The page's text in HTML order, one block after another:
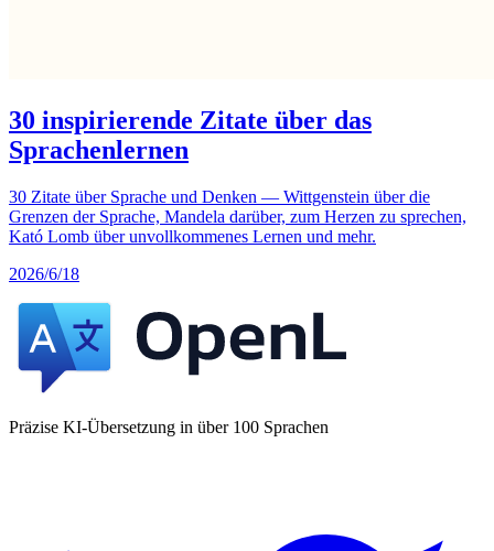
30 inspirierende Zitate über das
Sprachenlernen
30 Zitate über Sprache und Denken — Wittgenstein über die
Grenzen der Sprache, Mandela darüber, zum Herzen zu sprechen,
Kató Lomb über unvollkommenes Lernen und mehr.
2026/6/18
Präzise KI-Übersetzung in über 100 Sprachen